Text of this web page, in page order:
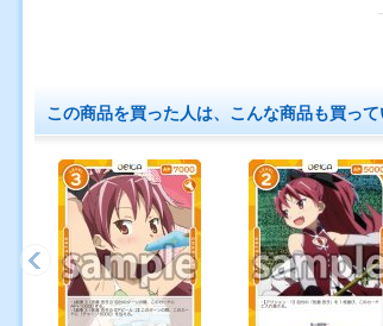
この商品を買った人は、こんな商品も買っ